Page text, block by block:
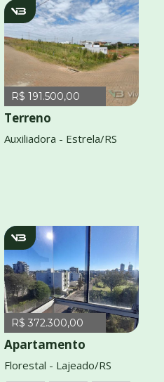
v2985
R$ 191.500,00
Terreno
Auxiliadora - Estrela/RS
v4171
R$ 372.300,00
Apartamento
Florestal - Lajeado/RS